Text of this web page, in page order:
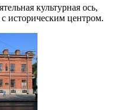
культурная ось,
историческим центром.